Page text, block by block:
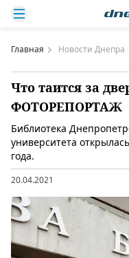
Главная Новости Днепра
Что таится за
ФОТОРЕПОРТАЖ
Библиотека
университета
года.
20.04.2021